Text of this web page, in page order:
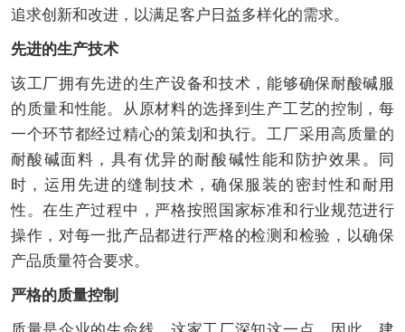
追求创新和改进，以满足客户日益多样化的需求。
先进的生产技术
该工厂拥有先进的生产设备和技术，能够确保耐酸碱服
的质量和性能。从原材料的选择到生产工艺的控制，每
一个环节都经过精心的策划和执行。工厂采用高质量的
耐酸碱面料，具有优异的耐酸碱性能和防护效果。同
时，运用先进的缝制技术，确保服装的密封性和耐用
性。在生产过程中，严格按照国家标准和行业规范进行
操作，对每一批产品都进行严格的检测和检验，以确保
产品质量符合要求。
严格的质量控制